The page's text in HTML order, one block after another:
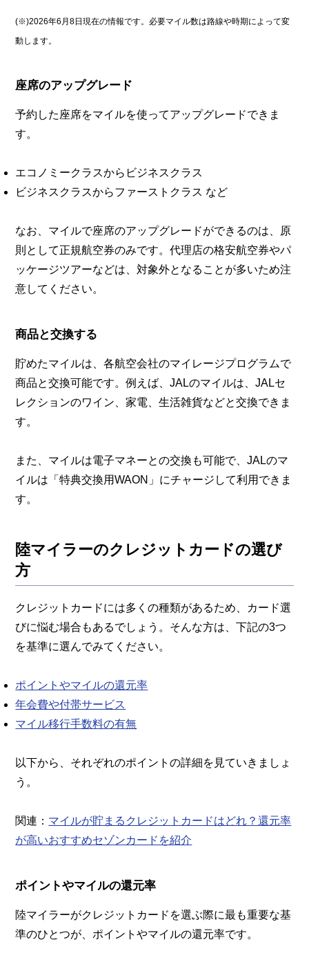
(※)2026年6月8日現在の情報です。必要マイル数は路線や時期によって変
動します。
座席のアップグレード
予約した座席をマイルを使ってアップグレードできま
す。
エコノミークラスからビジネスクラス
ビジネスクラスからファーストクラス など
なお、マイルで座席のアップグレードができるのは、原
則として正規航空券のみです。代理店の格安航空券やパ
ッケージツアーなどは、対象外となることが多いため注
意してください。
商品と交換する
貯めたマイルは、各航空会社のマイレージプログラムで
商品と交換可能です。例えば、JALのマイルは、JALセ
レクションのワイン、家電、生活雑貨などと交換できま
す。
また、マイルは電子マネーとの交換も可能で、JALのマ
イルは「特典交換用WAON」にチャージして利用できま
す。
陸マイラーのクレジットカードの選び
方
クレジットカードには多くの種類があるため、カード選
びに悩む場合もあるでしょう。そんな方は、下記の3つ
を基準に選んでみてください。
ポイントやマイルの還元率
年会費や付帯サービス
マイル移行手数料の有無
以下から、それぞれのポイントの詳細を見ていきましょ
う。
関連： マイルが貯まるクレジットカードはどれ？還元率
が高いおすすめセゾンカードを紹介
ポイントやマイルの還元率
陸マイラーがクレジットカードを選ぶ際に最も重要な基
準のひとつが、ポイントやマイルの還元率です。